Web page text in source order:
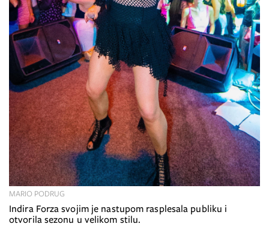
Indira Forza svojim je nastupom rasplesala publiku i
otvorila sezonu u velikom stilu.
MARIO PODRUG